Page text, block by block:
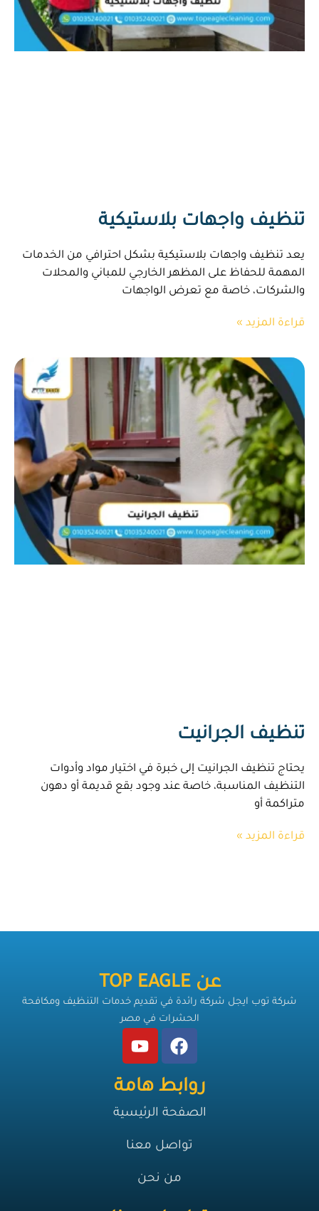
تنظيف واجهات بلاستيكية
يعد تنظيف واجهات بلاستيكية بشكل احترافي من الخدمات
المهمة للحفاظ على المظهر الخارجي للمباني والمحلات
والشركات، خاصة مع تعرض الواجهات
قراءة المزيد »
تنظيف الجرانيت
يحتاج تنظيف الجرانيت إلى خبرة في اختيار مواد وأدوات
التنظيف المناسبة، خاصة عند وجود بقع قديمة أو دهون
متراكمة أو
قراءة المزيد »
روابط هامة
الصفحة الرئيسية
تواصل معنا
من نحن
عن TOP EAGLE
شركة توب ايجل شركة رائدة في تقديم خدمات التنظيف ومكافحة
الحشرات في مصر